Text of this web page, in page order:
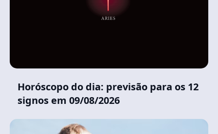
Horóscopo do dia: previsão para os 12
signos em 09/08/2026